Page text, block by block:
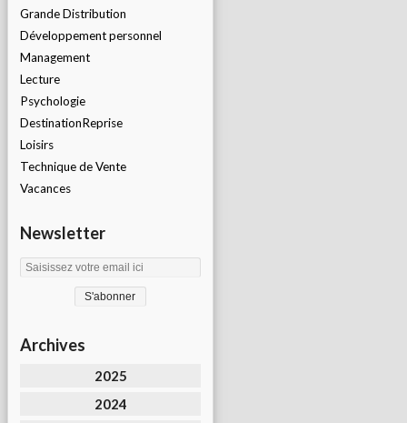
Grande Distribution
Développement personnel
Management
Lecture
Psychologie
DestinationReprise
Loisirs
Technique de Vente
Vacances
Newsletter
Archives
2025
2024